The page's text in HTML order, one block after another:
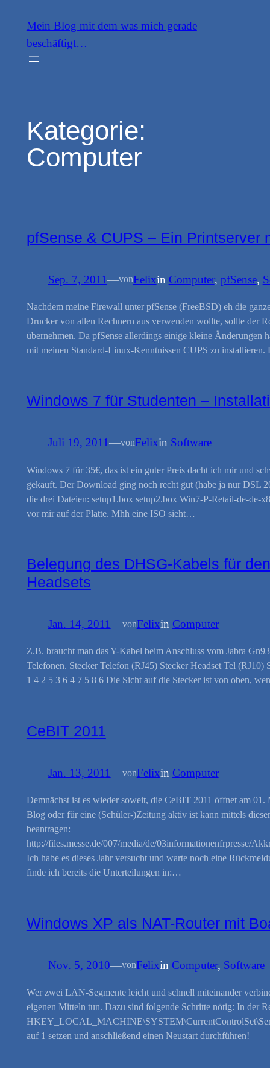
Inhalt
springen
Mein Blog mit dem was mich gerade
beschäftigt…
Kategorie:
Computer
pfSense & CUPS – Ein Printserver
Sep. 7, 2011—vonFelixin Computer, pfSense,
Nachdem meine Firewall unter pfSense (FreeBSD) eh die
Drucker von allen Rechnern aus verwenden wollte, sollte der
übernehmen. Da pfSense allerdings einige kleine Änderungen
mit meinen Standard-Linux-Kenntnissen CUPS zu
Windows 7 für Studenten –
Juli 19, 2011—vonFelixin Software
Windows 7 für 35€, das ist ein guter Preis dacht ich mir und
gekauft. Der Download ging noch recht gut (habe ja nur DSL
die drei Dateien: setup1.box setup2.box Win7-P-Retail-de-de-
vor mir auf der Platte. Mhh eine ISO sieht…
Belegung des DHSG-Kabels für
Headsets
Jan. 14, 2011—vonFelixin Computer
Z.B. braucht man das Y-Kabel beim Anschluss vom Jabra
Telefonen. Stecker Telefon (RJ45) Stecker Headset Tel
1 4 2 5 3 6 4 7 5 8 6 Die Sicht auf die Stecker ist von oben,
CeBIT 2011
Jan. 13, 2011—vonFelixin Computer
Demnächst ist es wieder soweit, die CeBIT 2011 öffnet am
Blog oder für eine (Schüler-)Zeitung aktiv ist kann mittels
beantragen:
http://files.messe.de/007/media/de/03informationenfrpresse/
Ich habe es dieses Jahr versucht und warte noch eine
finde ich bereits die Unterteilungen in:…
Windows XP als NAT-Router mit
Nov. 5, 2010—vonFelixin Computer, Software
Wer zwei LAN-Segmente leicht und schnell miteinander
eigenen Mitteln tun. Dazu sind folgende Schritte nötig: In der
auf 1 setzen und anschließend einen Neustart durchführen!